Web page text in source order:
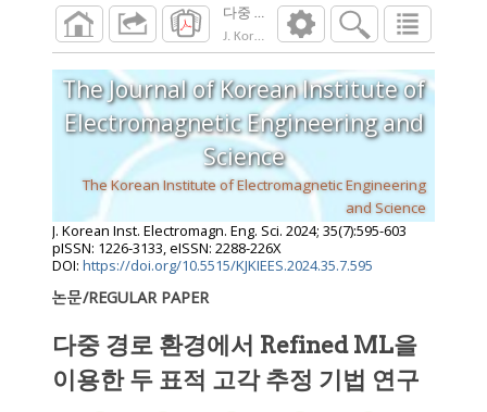
다중 경로 환경에서 Refined ML을 이용한
J. Korean Inst. Electromagn. Eng. Sci.
The Journal of Korean Institute of
Electromagnetic Engineering and
Science
The Korean Institute of Electromagnetic Engineering
and Science
J. Korean Inst. Electromagn. Eng. Sci. 2024; 35(7):595-603
pISSN: 1226-3133, eISSN: 2288-226X
DOI: https://doi.org/10.5515/KJKIEES.2024.35.7.595
논문/REGULAR PAPER
다중 경로 환경에서 Refined ML을
이용한 두 표적 고각 추정 기법 연구